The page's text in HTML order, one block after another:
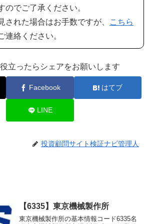
のでご了承ください。
された場合はお手数ですが、
こちら
連絡ください。
立ったらシェアをお願いします
Facebook はてブ
LINE
投資顧問サイト検証ナビ管理人
【6335】東京機械製作所
東京機械製作所の基本情報コード6335名